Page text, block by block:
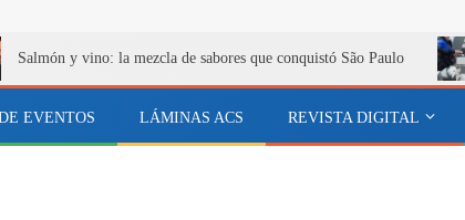
Salmón y vino: la mezcla de sabores que conquistó São Paulo
EVENTOS LÁMINAS ACS REVISTA DIGITAL